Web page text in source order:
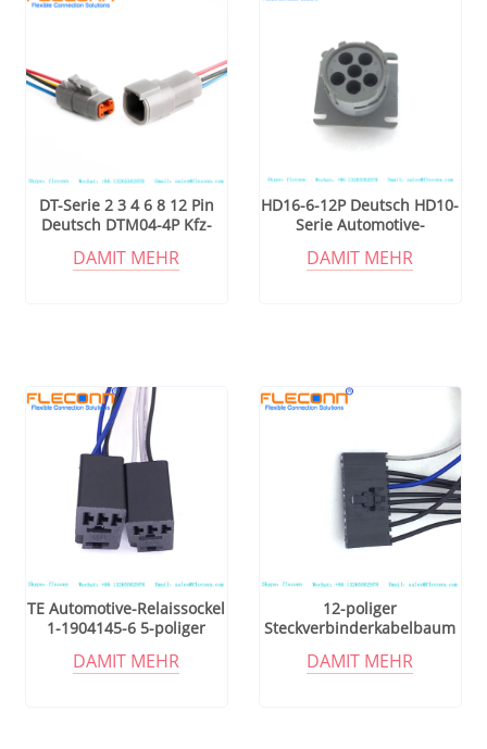
DT-Serie 2 3 4 6 8 12 Pin
Deutsch DTM04-4P Kfz-
DAMIT MEHR
HD16-6-12P Deutsch HD10-
Serie Automotive-
DAMIT MEHR
TE Automotive-Relaissockel
1-1904145-6 5-poliger
DAMIT MEHR
12-poliger
Steckverbinderkabelbaum
104257-1, TE AMPMOUD-
DAMIT MEHR